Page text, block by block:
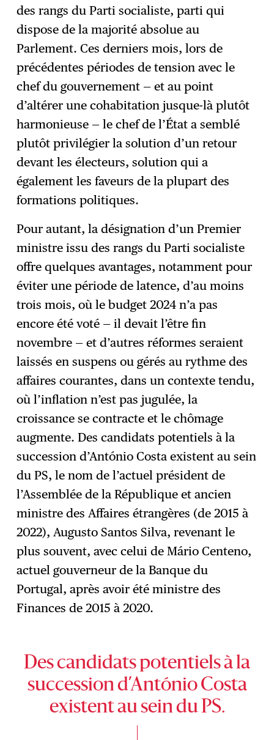
des rangs du Parti socialiste, parti qui
dispose de la majorité absolue au
Parlement. Ces derniers mois, lors de
précédentes périodes de tension avec le
chef du gouvernement — et au point
d’altérer une cohabitation jusque-là plutôt
harmonieuse — le chef de l’État a semblé
plutôt privilégier la solution d’un retour
devant les électeurs, solution qui a
également les faveurs de la plupart des
formations politiques.
Pour autant, la désignation d’un Premier
ministre issu des rangs du Parti socialiste
offre quelques avantages, notamment pour
éviter une période de latence, d’au moins
trois mois, où le budget 2024 n’a pas
encore été voté — il devait l’être fin
novembre — et d’autres réformes seraient
laissés en suspens ou gérés au rythme des
affaires courantes, dans un contexte tendu,
où l’inflation n’est pas jugulée, la
croissance se contracte et le chômage
augmente. Des candidats potentiels à la
succession d’António Costa existent au sein
du PS, le nom de l’actuel président de
l’Assemblée de la République et ancien
ministre des Affaires étrangères (de 2015 à
2022), Augusto Santos Silva, revenant le
plus souvent, avec celui de Mário Centeno,
actuel gouverneur de la Banque du
Portugal, après avoir été ministre des
Finances de 2015 à 2020.
Des candidats potentiels à la
succession d’António Costa
existent au sein du PS.